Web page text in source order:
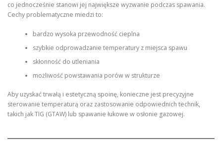
co jednocześnie stanowi jej największe wyzwanie podczas spawania.
Cechy problematyczne miedzi to:
bardzo wysoka przewodność cieplna
szybkie odprowadzanie temperatury z miejsca spawu
skłonność do utleniania
możliwość powstawania porów w strukturze
Aby uzyskać trwałą i estetyczną spoinę, konieczne jest precyzyjne
sterowanie temperaturą oraz zastosowanie odpowiednich technik,
takich jak TIG (GTAW) lub spawanie łukowe w osłonie gazowej.